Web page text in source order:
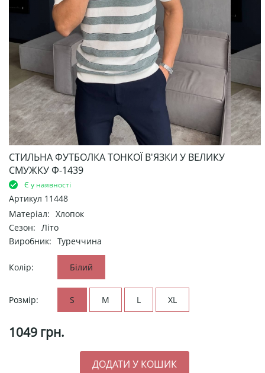
СТИЛЬНА ФУТБОЛКА ТОНКОЇ В'ЯЗКИ У ВЕЛИКУ
СМУЖКУ Ф-1439
Є у наявності
Артикул 11448
Матеріал: Хлопок
Сезон:
Літо
Виробник: Туреччина
Колір: Білий
Розмір: S M L XL
1049 грн.